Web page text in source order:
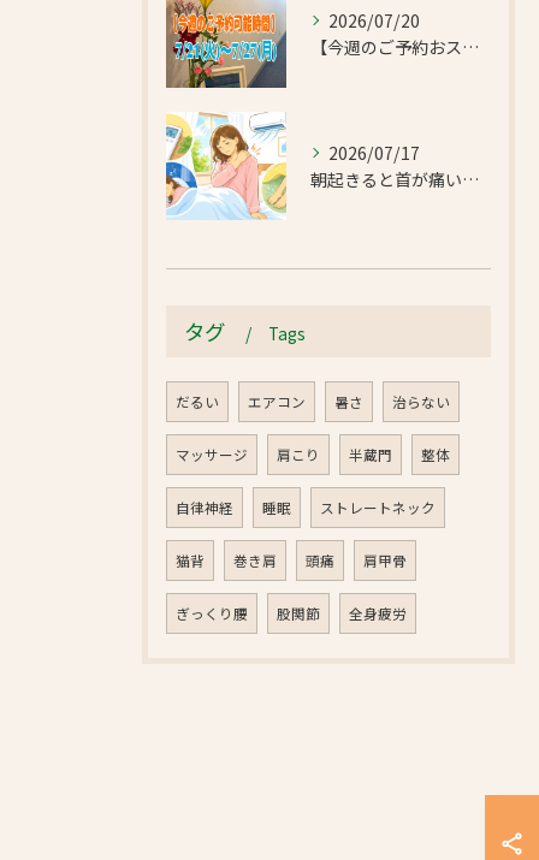
2026/07/20
【今週のご予約おススメ時間のご案内】2026/7/21(火)~7/27(月)
2026/07/17
朝起きると首が痛い…エアコンの冷えで首肩こりと足のだるさが気になったお客様｜半蔵門 首肩リフレッシュ整体院
タグ Tags
だるい エアコン 暑さ 治らない
マッサージ 肩こり 半蔵門 整体
自律神経 睡眠 ストレートネック
猫背 巻き肩 頭痛 肩甲骨
ぎっくり腰 股関節 全身疲労